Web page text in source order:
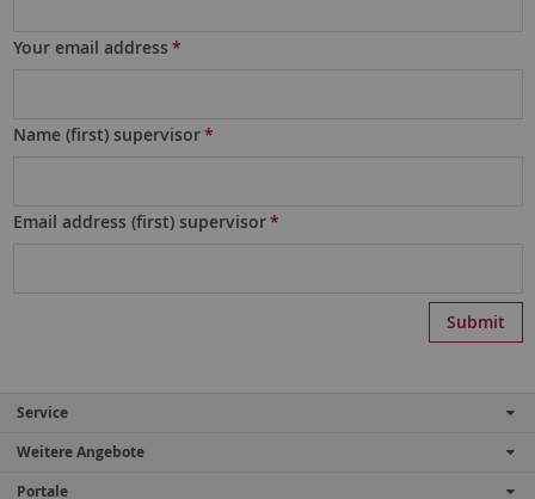
Your email address *
Name (first) supervisor*
Email address (first) supervisor*
Service
Weitere Angebote
Portale